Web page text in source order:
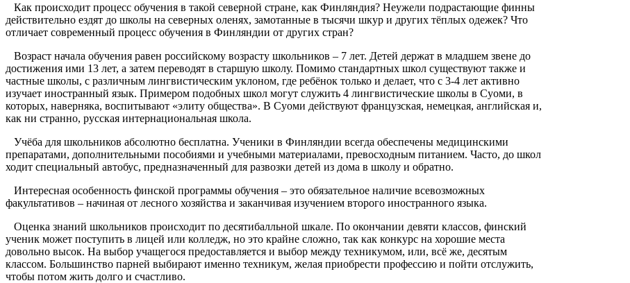
Как происходит процесс обучения в такой северной стране, как Финляндия? Неужели подрастающие финны
действительно ездят до школы на северных оленях, замотанные в тысячи шкур и других тёплых одежек? Что
отличает современный процесс обучения в Финляндии от других стран?
Возраст начала обучения равен российскому возрасту школьников – 7 лет. Детей держат в младшем звене до
достижения ими 13 лет, а затем переводят в старшую школу. Помимо стандартных школ существуют также и
частные школы, с различным лингвистическим уклоном, где ребёнок только и делает, что с 3-4 лет активно
изучает иностранный язык. Примером подобных школ могут служить 4 лингвистические школы в Суоми, в
которых, наверняка, воспитывают «элиту общества». В Суоми действуют французская, немецкая, английская и,
как ни странно, русская интернациональная школа.
Учёба для школьников абсолютно бесплатна. Ученики в Финляндии всегда обеспечены медицинскими
препаратами, дополнительными пособиями и учебными материалами, превосходным питанием. Часто, до школ
ходит специальный автобус, предназначенный для развозки детей из дома в школу и обратно.
Интересная особенность финской программы обучения – это обязательное наличие всевозможных
факультативов – начиная от лесного хозяйства и заканчивая изучением второго иностранного языка.
Оценка знаний школьников происходит по десятибалльной шкале. По окончании девяти классов, финский
ученик может поступить в лицей или колледж, но это крайне сложно, так как конкурс на хорошие места
довольно высок. На выбор учащегося предоставляется и выбор между техникумом, или, всё же, десятым
классом. Большинство парней выбирают именно техникум, желая приобрести профессию и пойти отслужить,
чтобы потом жить долго и счастливо.